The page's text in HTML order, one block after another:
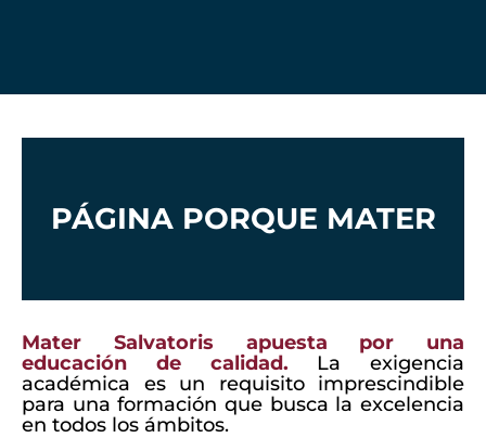
PÁGINA PORQUE MATER
Mater Salvatoris apuesta por una
educación de calidad. La exigencia
académica es un requisito imprescindible
para una formación que busca la excelencia
en todos los ámbitos.